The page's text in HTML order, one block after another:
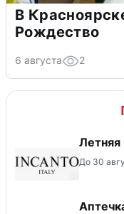
В
Рождество
6 августа 2
До 30